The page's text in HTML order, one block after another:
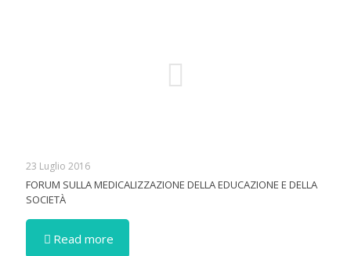
23 Luglio 2016
FORUM SULLA MEDICALIZZAZIONE DELLA EDUCAZIONE E DELLA
SOCIETÀ
Read more